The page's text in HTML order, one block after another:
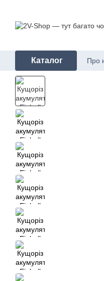
Каталог Про